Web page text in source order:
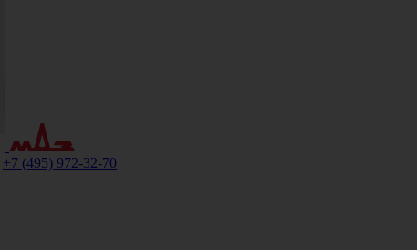
+7 (495) 972-32-70